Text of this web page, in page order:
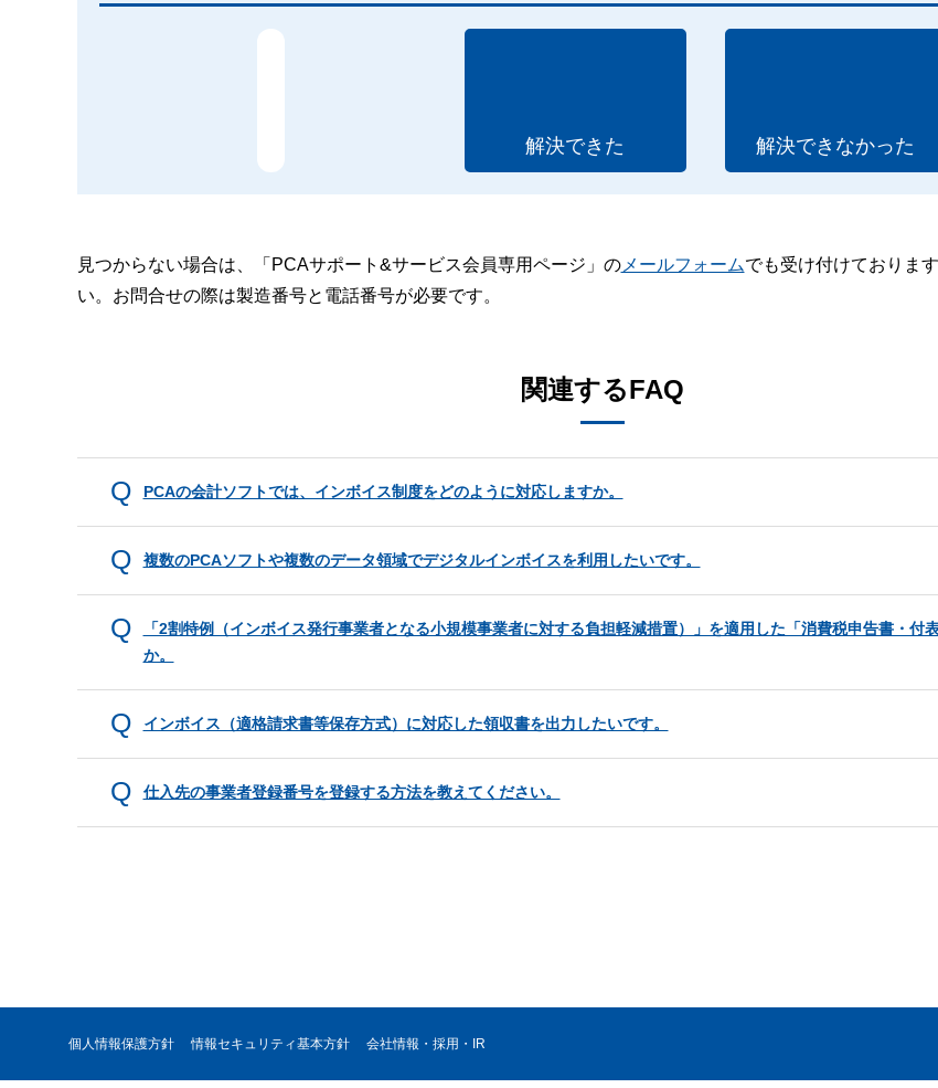
解決できた 解決できなかった
見つからない場合は、「PCAサポート&サービス会員専用ページ」のメールフォームでも受け付けておりま
い。お問合せの際は製造番号と電話番号が必要です。
関連するFAQ
PCAの会計ソフトでは、インボイス制度をどのように対応しますか。
複数のPCAソフトや複数のデータ領域でデジタルインボイスを利用したいです。
「2割特例（インボイス発行事業者となる小規模事業者に対する負担軽減措置）」を適用した「消費税申告書・付
か。
インボイス（適格請求書等保存方式）に対応した領収書を出力したいです。
仕入先の事業者登録番号を登録する方法を教えてください。
個人情報保護方針 情報セキュリティ基本方針 会社情報・採用・IR